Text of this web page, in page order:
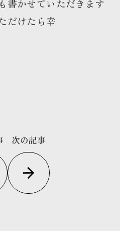
書かせていただきます
だけたら幸
次の記事